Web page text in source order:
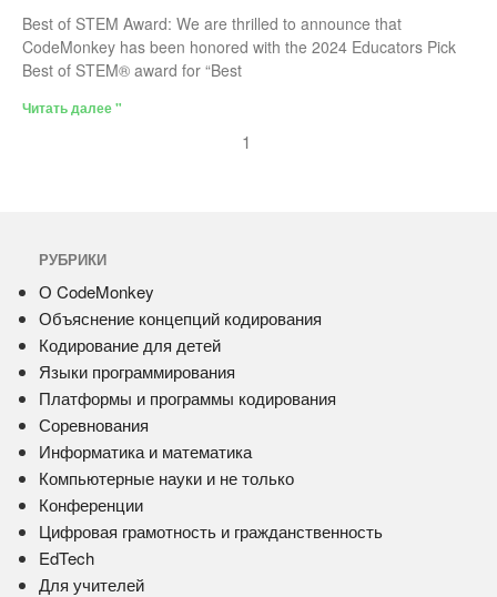
Best of STEM Award: We are thrilled to announce that
CodeMonkey has been honored with the 2024 Educators Pick
Best of STEM® award for “Best
Читать далее "
1
РУБРИКИ
О CodeMonkey
Объяснение концепций кодирования
Кодирование для детей
Языки программирования
Платформы и программы кодирования
Соревнования
Информатика и математика
Компьютерные науки и не только
Конференции
Цифровая грамотность и гражданственность
EdTech
Для учителей